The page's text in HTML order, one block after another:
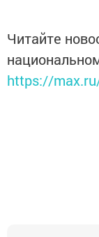
Читайте
https://